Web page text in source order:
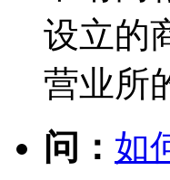
设立的
营业所
问： 如